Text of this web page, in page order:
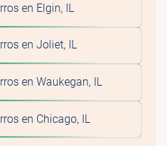
en Elgin, IL
en Joliet, IL
en Waukegan, IL
en Chicago, IL